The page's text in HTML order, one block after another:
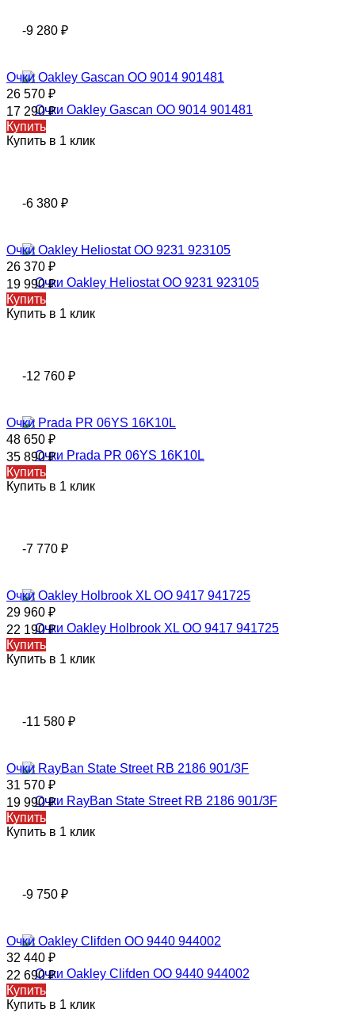
-9 280 ₽
Очки Oakley Gascan OO 9014 901481
26 570 ₽
17 290₽
Купить
Купить в 1 клик
-6 380 ₽
Очки Oakley Heliostat OO 9231 923105
26 370 ₽
19 990₽
Купить
Купить в 1 клик
-12 760 ₽
Очки Prada PR 06YS 16K10L
48 650 ₽
35 890₽
Купить
Купить в 1 клик
-7 770 ₽
Очки Oakley Holbrook XL OO 9417 941725
29 960 ₽
22 190₽
Купить
Купить в 1 клик
-11 580 ₽
Очки RayBan State Street RB 2186 901/3F
31 570 ₽
19 990₽
Купить
Купить в 1 клик
-9 750 ₽
Очки Oakley Clifden OO 9440 944002
32 440 ₽
22 690₽
Купить
Купить в 1 клик